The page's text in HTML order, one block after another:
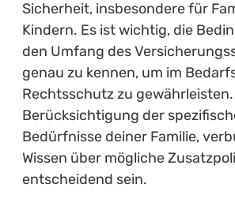
Sicherheit, insbesondere für
Kindern. Es ist wichtig, die
den Umfang des
genau zu kennen, um im
Rechtsschutz zu gewährleisten.
Berücksichtigung der
Bedürfnisse deiner Familie,
Wissen über mögliche
entscheidend sein.